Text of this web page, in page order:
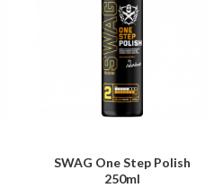
SWAG One Step Polish
250ml